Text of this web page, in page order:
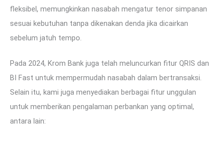
fleksibel, memungkinkan nasabah mengatur tenor simpanan
sesuai kebutuhan tanpa dikenakan denda jika dicairkan
sebelum jatuh tempo.
Pada 2024, Krom Bank juga telah meluncurkan fitur QRIS dan
BI Fast untuk mempermudah nasabah dalam bertransaksi.
Selain itu, kami juga menyediakan berbagai fitur unggulan
untuk memberikan pengalaman perbankan yang optimal,
antara lain: